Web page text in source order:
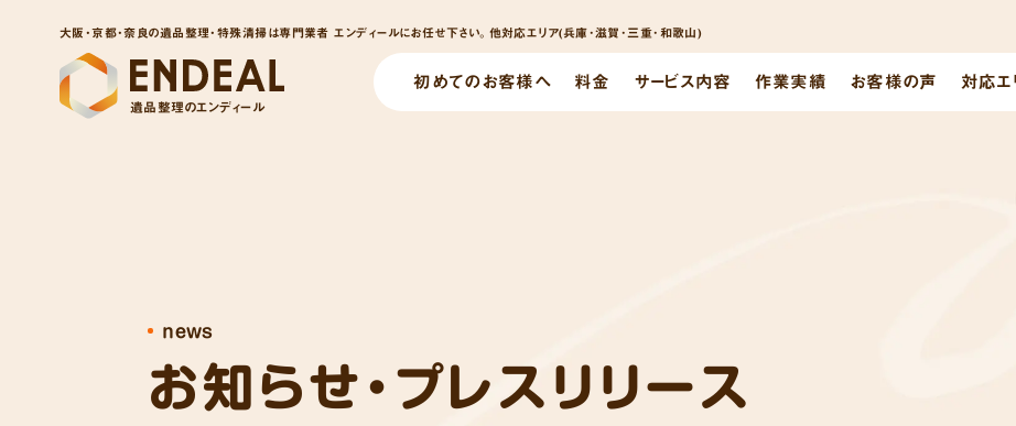
大阪・京都・奈良の遺品整理・特殊清掃は専門業者 エンディールにお任せ下さい。他対応エリア(兵庫･滋賀･三重･和歌山)
遺品整理のエンディール
初めてのお客様へ 料金 サービス内容 作業実績 お客様の声 対応エ
お知らせ・プレスリリース
news